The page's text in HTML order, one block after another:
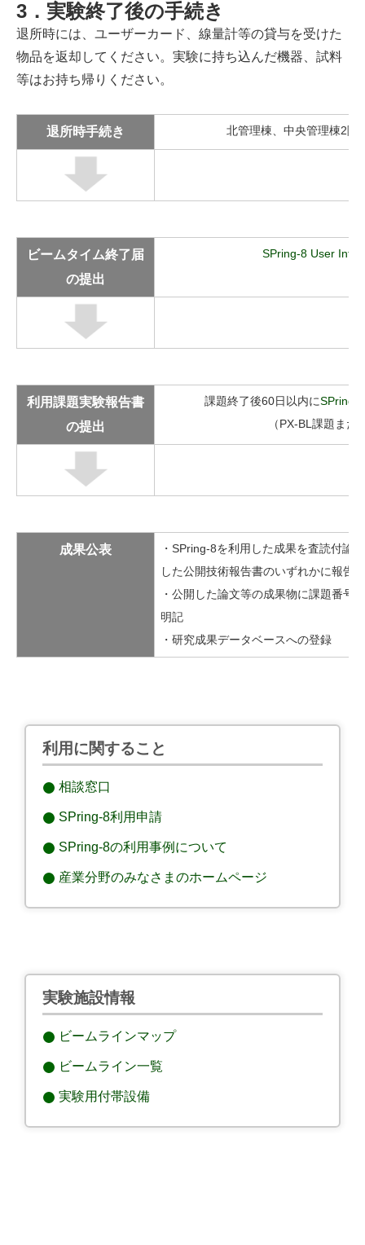
3．実験終了後の手続き
退所時には、ユーザーカード、線量計等の貸与を受けた
物品を返却してください。実験に持ち込んだ機器、試料
等はお持ち帰りください。
退所時手続き 北管理棟、中央管理棟2階
ビームタイム終了届
の提出
SPring-8 User
利用課題実験報告書
の提出
課題終了後60日以内にSPring-
（PX-BL課題ま
成果公表
・SPring-8を利用した成果を査読付論
した公開技術報告書のいずれかに報告
・公開した論文等の成果物に課題番号
明記
・研究成果データベースへの登録
利用に関すること
相談窓口
SPring-8利用申請
SPring-8の利用事例について
産業分野のみなさまのホームページ
実験施設情報
ビームラインマップ
ビームライン一覧
実験用付帯設備